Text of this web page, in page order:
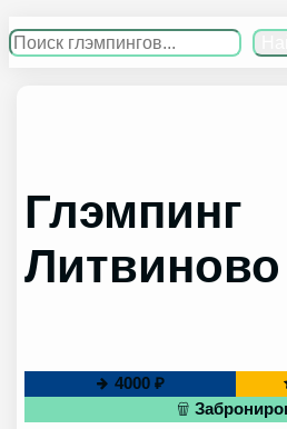
Поиск
Глэмпинг
Литвиново
4000 ₽